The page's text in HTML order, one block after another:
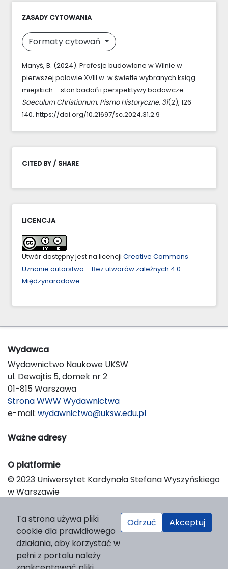
ZASADY CYTOWANIA
Formaty cytowań
Manyś, B. (2024). Profesje budowlane w Wilnie w
pierwszej połowie XVIII w. w świetle wybranych ksiąg
miejskich – stan badań i perspektywy badawcze.
Saeculum Christianum. Pismo Historyczne, 31(2), 126–
140. https://doi.org/10.21697/sc.2024.31.2.9
CITED BY / SHARE
LICENCJA
Utwór dostępny jest na licencji Creative Commons
Uznanie autorstwa – Bez utworów zależnych 4.0
Międzynarodowe.
Wydawca
Wydawnictwo Naukowe UKSW
ul. Dewajtis 5, domek nr 2
01-815 Warszawa
Strona WWW Wydawnictwa
e-mail: wydawnictwo@uksw.edu.pl
Ważne adresy
O platformie
© 2023 Uniwersytet Kardynała Stefana Wyszyńskiego
w Warszawie
Platform & Workflow by OJS/PKP
Ta strona używa pliki
cookie dla prawidłowego
działania, aby korzystać w
pełni z portalu należy
Odrzuć Akceptuj